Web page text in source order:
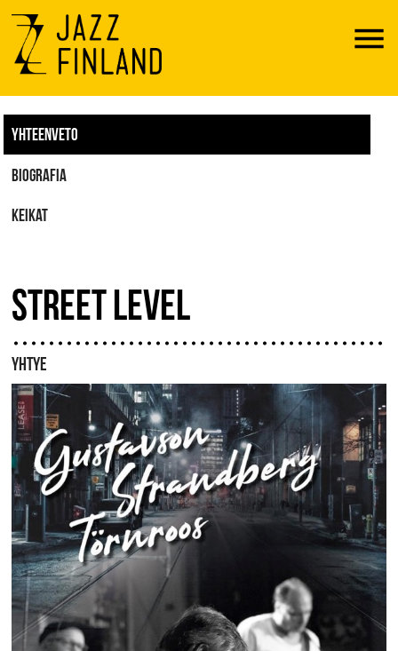
Menu
YHTEENVETO
BIOGRAFIA
KEIKAT
STREET LEVEL
YHTYE